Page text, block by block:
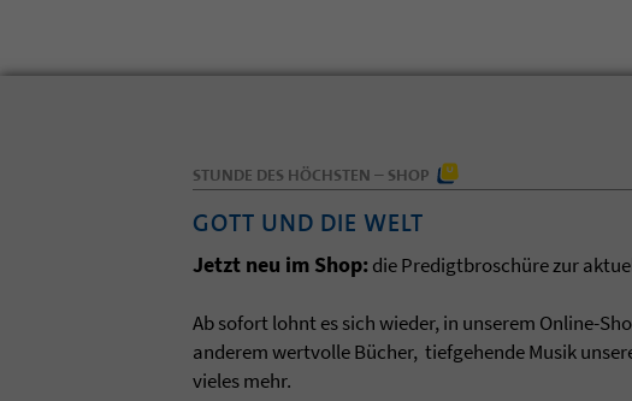
STUNDE DES HÖCHSTEN – SHOP
GOTT UND DIE WELT
Jetzt neu im Shop: die Predigtbroschüre zur
Ab sofort lohnt es sich wieder, in unserem Online-
anderem wertvolle Bücher, tiefgehende Musik
vieles mehr.